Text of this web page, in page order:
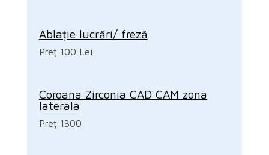
Ablație lucrări/ freză
Preț 100 Lei
Coroana Zirconia CAD CAM zona
laterala
Preț 1300